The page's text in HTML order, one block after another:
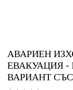
АВАРИЕН
ЕВАКУАЦИЯ
ВАРИАНТ